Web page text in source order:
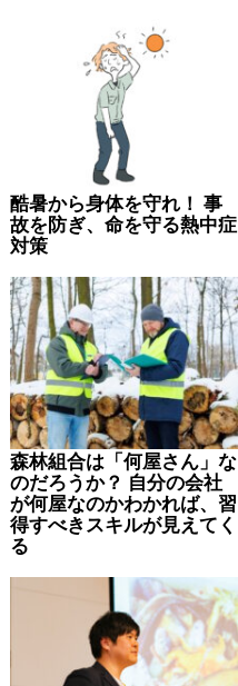
酷暑から身体を守れ！ 事
故を防ぎ、命を守る熱中症
対策
森林組合は「何屋さん」な
のだろうか？ 自分の会社
が何屋なのかわかれば、習
得すべきスキルが見えてく
る